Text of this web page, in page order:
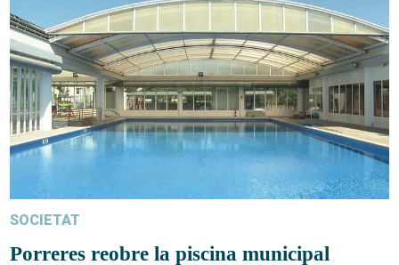
SOCIETAT
Porreres reobre la piscina municipal